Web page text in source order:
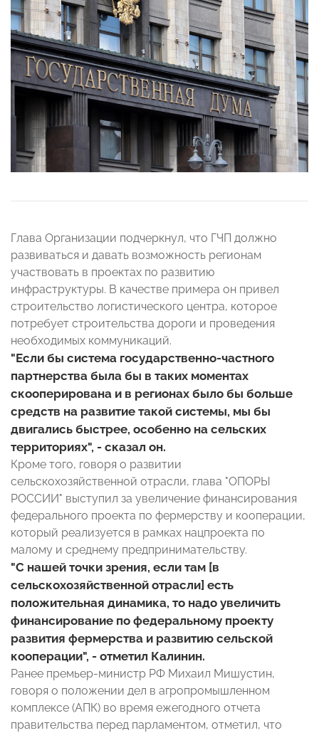
Глава Организации подчеркнул, что ГЧП должно
развиваться и давать возможность регионам
участвовать в проектах по развитию
инфраструктуры. В качестве примера он привел
строительство логистического центра, которое
потребует строительства дороги и проведения
необходимых коммуникаций.
"Если бы система государственно-частного
партнерства была бы в таких моментах
скооперирована и в регионах было бы больше
средств на развитие такой системы, мы бы
двигались быстрее, особенно на сельских
территориях", - сказал он.
Кроме того, говоря о развитии
сельскохозяйственной отрасли, глава "ОПОРЫ
РОССИИ" выступил за увеличение финансирования
федерального проекта по фермерству и кооперации,
который реализуется в рамках нацпроекта по
малому и среднему предпринимательству.
"С нашей точки зрения, если там [в
сельскохозяйственной отрасли] есть
положительная динамика, то надо увеличить
финансирование по федеральному проекту
развития фермерства и развитию сельской
кооперации", - отметил Калинин.
Ранее премьер-министр РФ Михаил Мишустин,
говоря о положении дел в агропромышленном
комплексе (АПК) во время ежегодного отчета
правительства перед парламентом, отметил, что